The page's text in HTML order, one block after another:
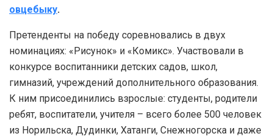
овцебыку.
Претенденты на победу соревновались в двух
номинациях: «Рисунок» и «Комикс». Участвовали в
конкурсе воспитанники детских садов, школ,
гимназий, учреждений дополнительного образования.
К ним присоединились взрослые: студенты, родители
ребят, воспитатели, учителя – всего более 500 человек
из Норильска, Дудинки, Хатанги, Снежногорска и даже